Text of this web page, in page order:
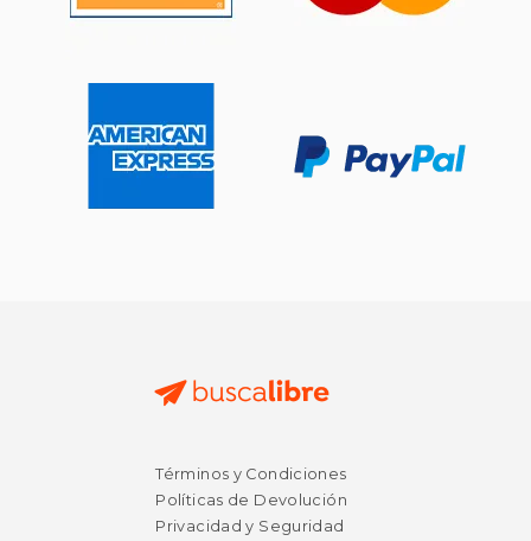
Términos y Condiciones
Políticas de Devolución
Privacidad y Seguridad